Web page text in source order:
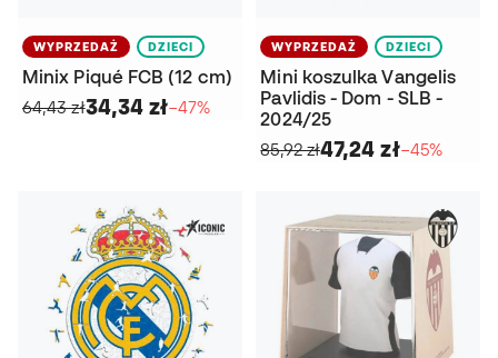
WYPRZEDAŻ DZIECI
Minix Piqué FCB (12 cm)
64,43 zł34,34 zł−47%
WYPRZEDAŻ DZIECI
Mini koszulka Vangelis
Pavlidis - Dom - SLB -
2024/25
85,92 zł47,24 zł−45%